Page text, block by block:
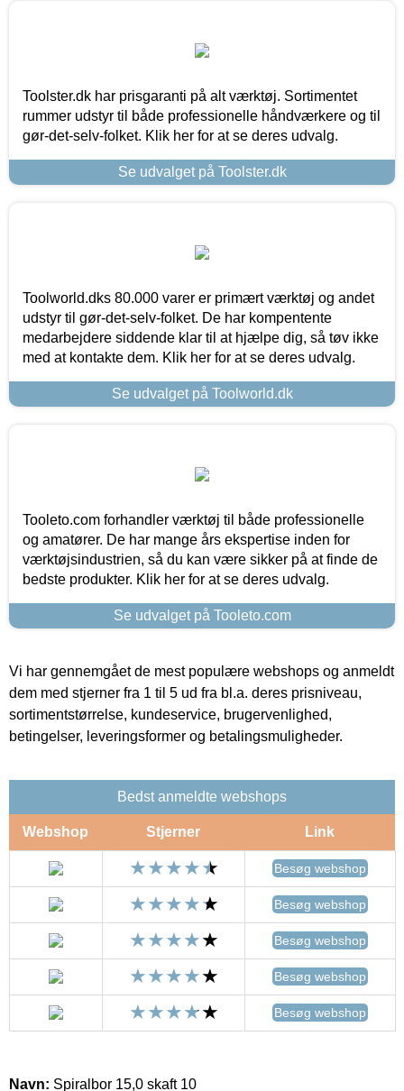
Toolster.dk har prisgaranti på alt værktøj. Sortimentet
rummer udstyr til både professionelle håndværkere og til
gør-det-selv-folket. Klik her for at se deres udvalg.
Se udvalget på Toolster.dk
Toolworld.dks 80.000 varer er primært værktøj og andet
udstyr til gør-det-selv-folket. De har kompentente
medarbejdere siddende klar til at hjælpe dig, så tøv ikke
med at kontakte dem. Klik her for at se deres udvalg.
Se udvalget på Toolworld.dk
Tooleto.com forhandler værktøj til både professionelle
og amatører. De har mange års ekspertise inden for
værktøjsindustrien, så du kan være sikker på at finde de
bedste produkter. Klik her for at se deres udvalg.
Se udvalget på Tooleto.com
Vi har gennemgået de mest populære webshops og anmeldt
dem med stjerner fra 1 til 5 ud fra bl.a. deres prisniveau,
sortimentstørrelse, kundeservice, brugervenlighed,
betingelser, leveringsformer og betalingsmuligheder.
Bedst anmeldte webshops
Webshop Stjerner Link
Besøg webshop
Besøg webshop
Besøg webshop
Besøg webshop
Besøg webshop
Navn: Spiralbor 15,0 skaft 10